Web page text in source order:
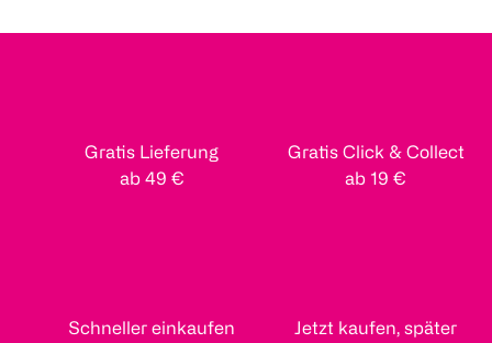
Gratis Lieferung
ab 49 €
Gratis Click & Collect
ab 19 €
Schneller einkaufen
Jetzt kaufen, später